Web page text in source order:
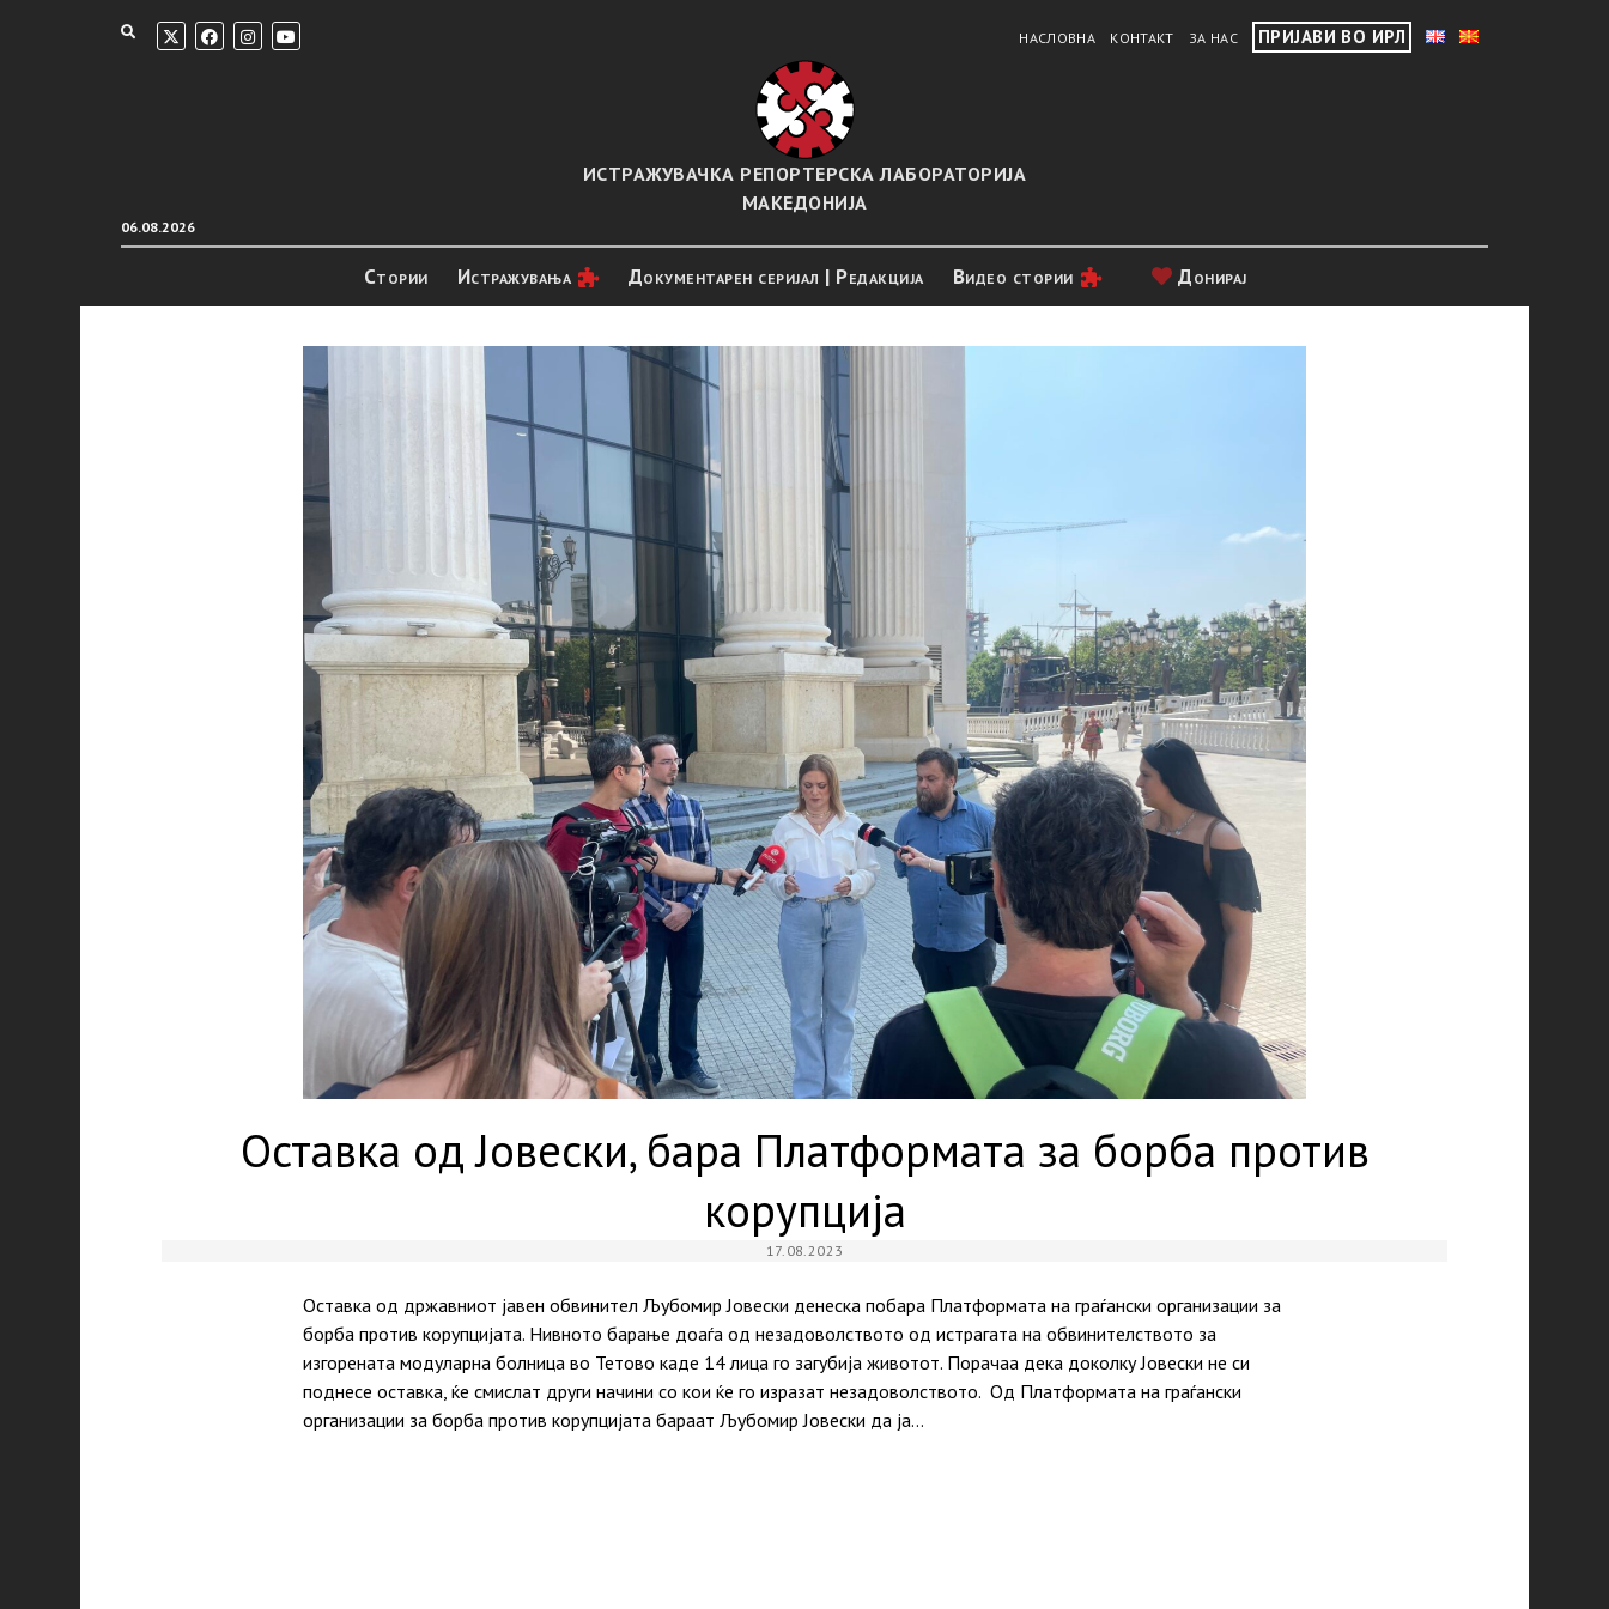
НАСЛОВНА КОНТАКТ ЗА НАС ПРИЈАВИ ВО ИРЛ
06.08.2026
ИСТРАЖУВАЧКА РЕПОРТЕРСКА ЛАБОРАТОРИЈА
МАКЕДОНИЈА
Стории Истражувањa Документарен серијал | Редакција Видео стории Донирај
Оставка од Јовески, бара Платформата за борба против
корупција
17.08.2023
Оставка од државниот јавен обвинител Љубомир Јовески денеска побара Платформата на граѓански организации за
борба против корупцијата. Нивното барање доаѓа од незадоволството од истрагата на обвинителството за
изгорената модуларна болница во Тетово каде 14 лица го загубија животот. Порачаа дека доколку Јовески не си
поднесе оставка, ќе смислат други начини со кои ќе го изразат незадоволството. Од Платформата на граѓански
организации за борба против корупцијата бараат Љубомир Јовески да ја…